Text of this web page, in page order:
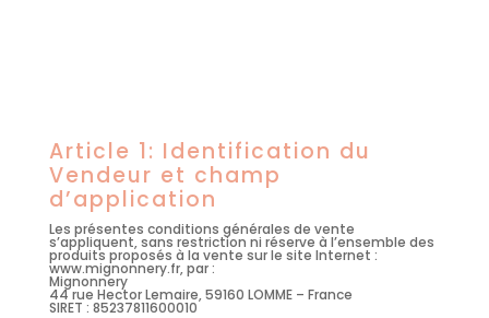
Article 1: Identification du
Vendeur et champ
d’application
Les présentes conditions générales de vente
s’appliquent, sans restriction ni réserve à l’ensemble des
produits proposés à la vente sur le site Internet :
www.mignonnery.fr, par :
Mignonnery
44 rue Hector Lemaire, 59160 LOMME – France
SIRET : 85237811600010